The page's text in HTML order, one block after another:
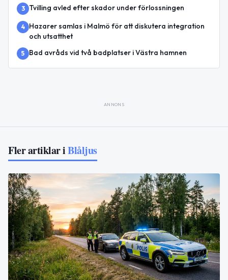
3 Tvilling avled efter skador under förlossningen
4
Hazarer samlas i Malmö för att diskutera integration
och utsatthet
5 Bad avråds vid två badplatser i Västra hamnen
ANNONS
Fler artiklar iBlåljus